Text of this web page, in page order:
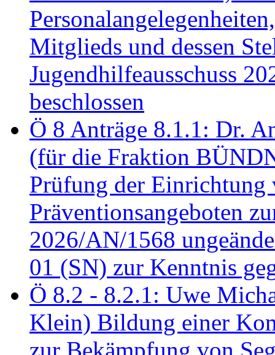
Mitglieds und dessen
Jugendhilfeausschuss
beschlossen
Ö 8 Anträge 8.1.1: Dr.
(für die Fraktion
Prüfung der Einrichtung
Präventionsangeboten
2026/AN/1568
01 (SN) zur Kenntnis
Ö 8.2 - 8.2.1: Uwe
Klein) Bildung einer
zur Bekämpfung von